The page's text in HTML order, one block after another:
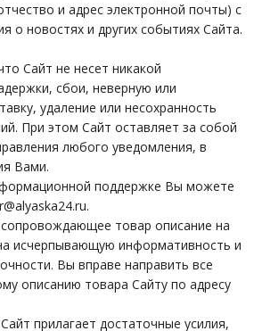
и адрес электронной почты) с
о новостях и других событиях Сайта.
Сайт не несет никакой
сбои, неверную или
удаление или несохранность
При этом Сайт оставляет за собой
любого уведомления, в
Вами.
поддержке Вы можете
товар описание на
исчерпывающую информативность и
Вы вправе направить все
описанию товара Сайту по адресу
прилагает достаточные усилия,